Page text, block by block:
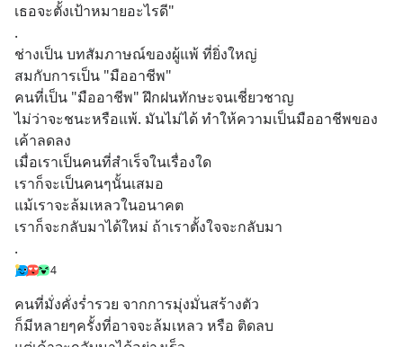
เธอจะตั้งเป้าหมายอะไรดี"
.
ช่างเป็น บทสัมภาษณ์ของผู้แพ้ ที่ยิ่งใหญ่
สมกับการเป็น "มืออาชีพ"
คนที่เป็น "มืออาชีพ" ฝึกฝนทักษะจนเชี่ยวชาญ
ไม่ว่าจะชนะหรือแพ้. มันไม่ได้ ทำให้ความเป็นมืออาชีพของ
เค้าลดลง
เมื่อเราเป็นคนที่สำเร็จในเรื่องใด
เราก็จะเป็นคนๆนั้นเสมอ
แม้เราจะล้มเหลวในอนาคต
เราก็จะกลับมาได้ใหม่ ถ้าเราตั้งใจจะกลับมา
.
4
คนที่มั่งคั่งร่ำรวย จากการมุ่งมั่นสร้างตัว
ก็มีหลายๆครั้งที่อาจจะล้มเหลว หรือ ติดลบ